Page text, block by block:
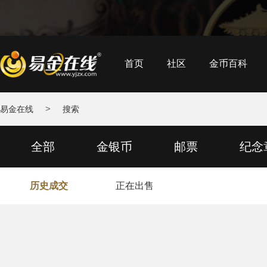
首页 社区 金币百科
易金在线 > 搜索
全部 金银币 邮票 纪念
历史成交 正在出售